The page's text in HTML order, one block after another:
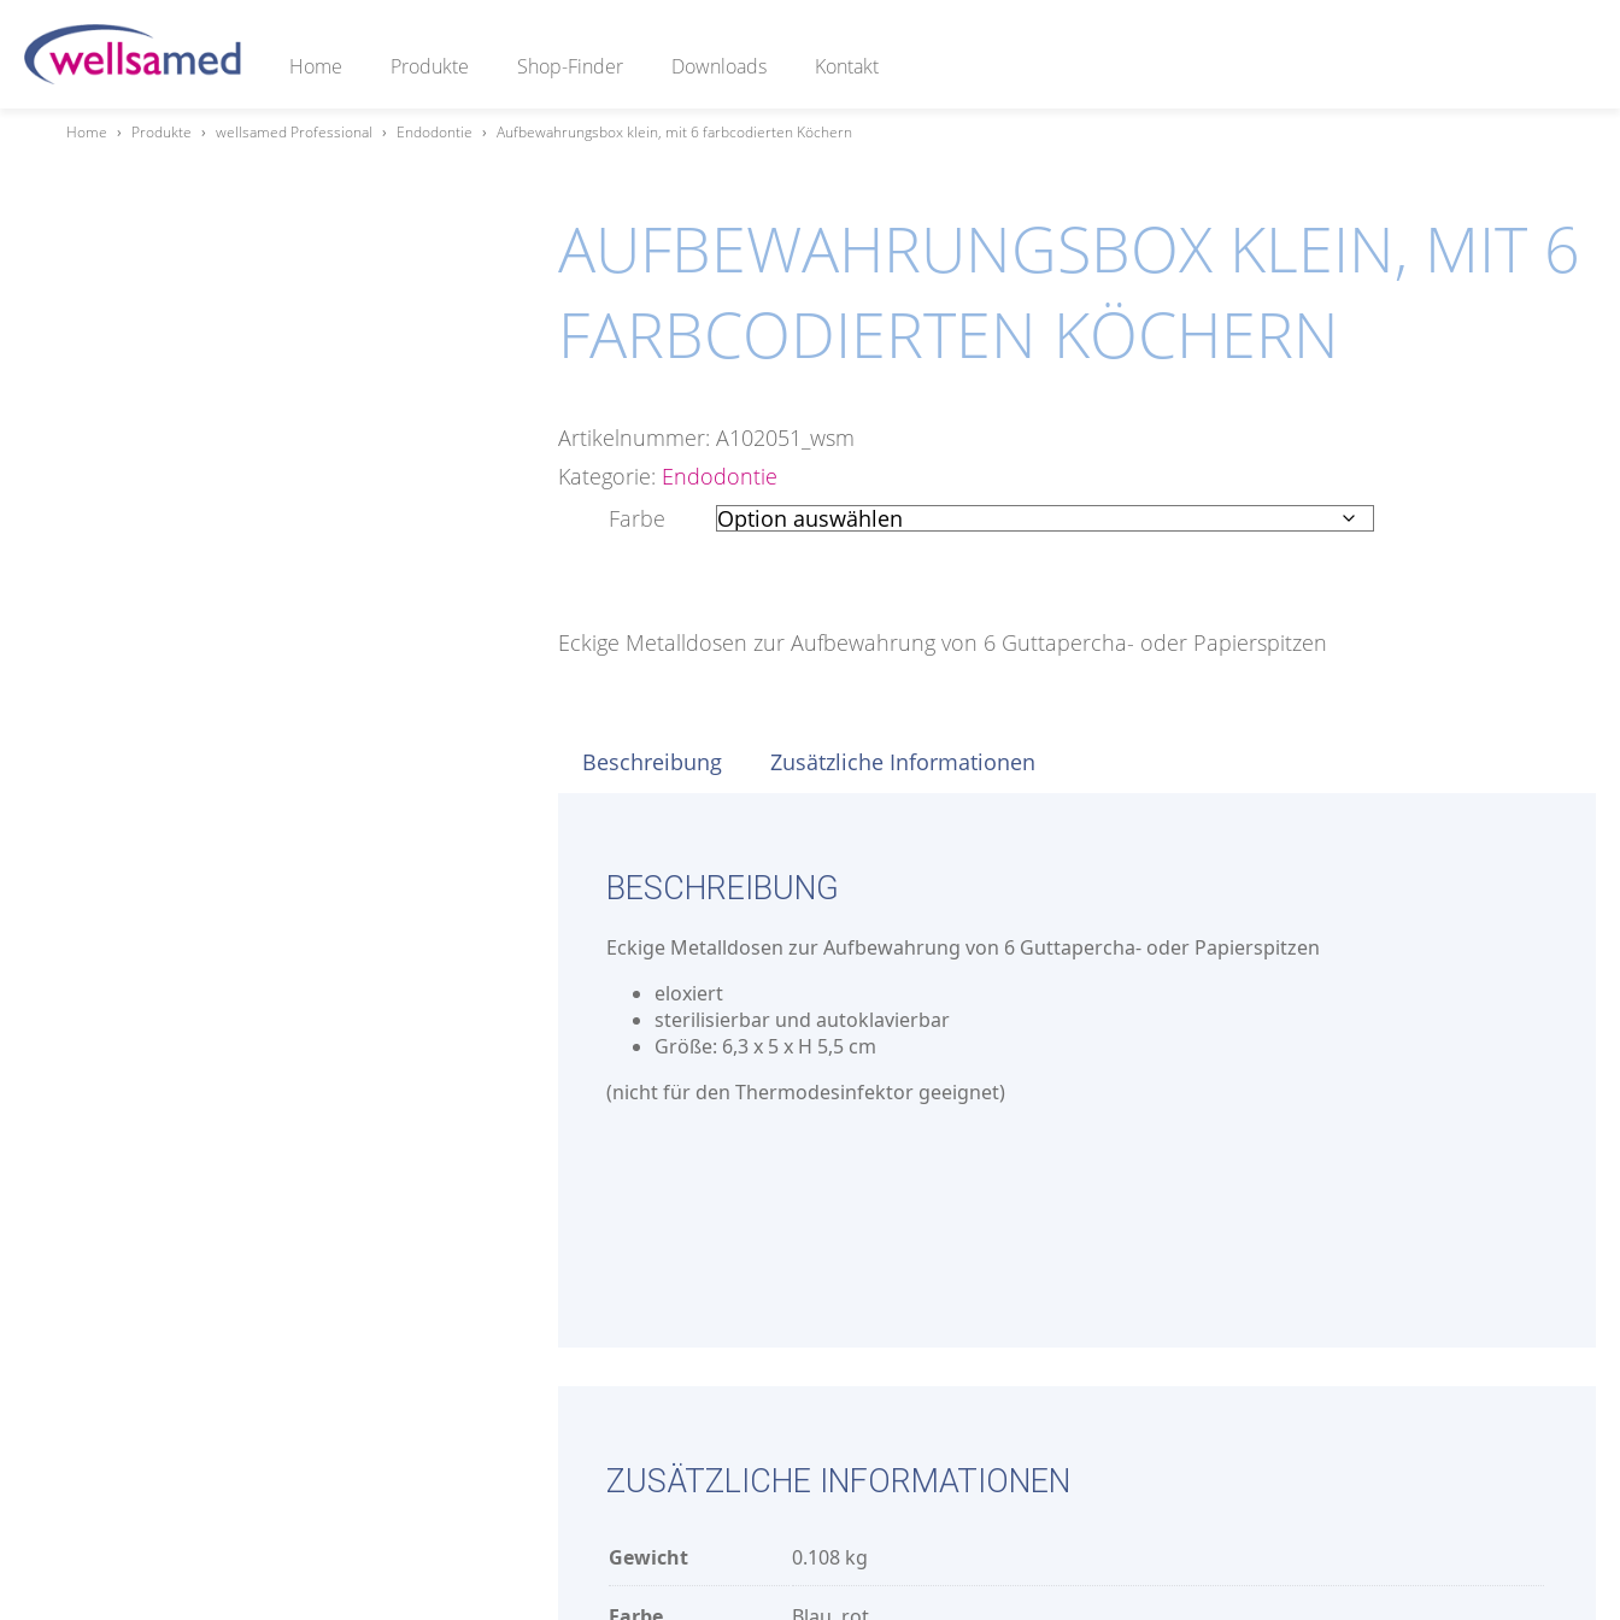
Home Produkte Shop-Finder Downloads Kontakt
Home › Produkte › wellsamed Professional › Endodontie › Aufbewahrungsbox klein, mit 6 farbcodierten Köchern
AUFBEWAHRUNGSBOX KLEIN, MIT 6
FARBCODIERTEN KÖCHERN
Artikelnummer:A102051_wsm
Kategorie: Endodontie
Farbe
Eckige Metalldosen zur Aufbewahrung von 6 Guttapercha- oder Papierspitzen
Beschreibung Zusätzliche Informationen
BESCHREIBUNG
Eckige Metalldosen zur Aufbewahrung von 6 Guttapercha- oder Papierspitzen
eloxiert
sterilisierbar und autoklavierbar
Größe: 6,3 x 5 x H 5,5 cm
(nicht für den Thermodesinfektor geeignet)
ZUSÄTZLICHE INFORMATIONEN
Gewicht 0.108 kg